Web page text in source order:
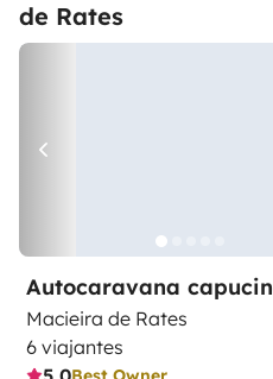
de Rates
Autocaravana
Macieira de Rates
6 viajantes